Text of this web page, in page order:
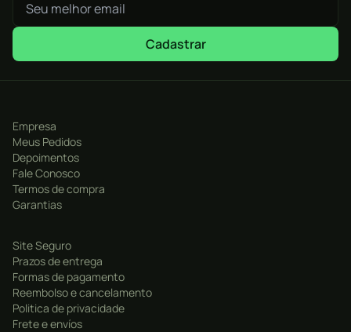
Cadastrar
Empresa
Meus Pedidos
Depoimentos
Fale Conosco
Termos de compra
Garantias
Site Seguro
Prazos de entrega
Formas de pagamento
Reembolso e cancelamento
Politica de privacidade
Frete e envíos